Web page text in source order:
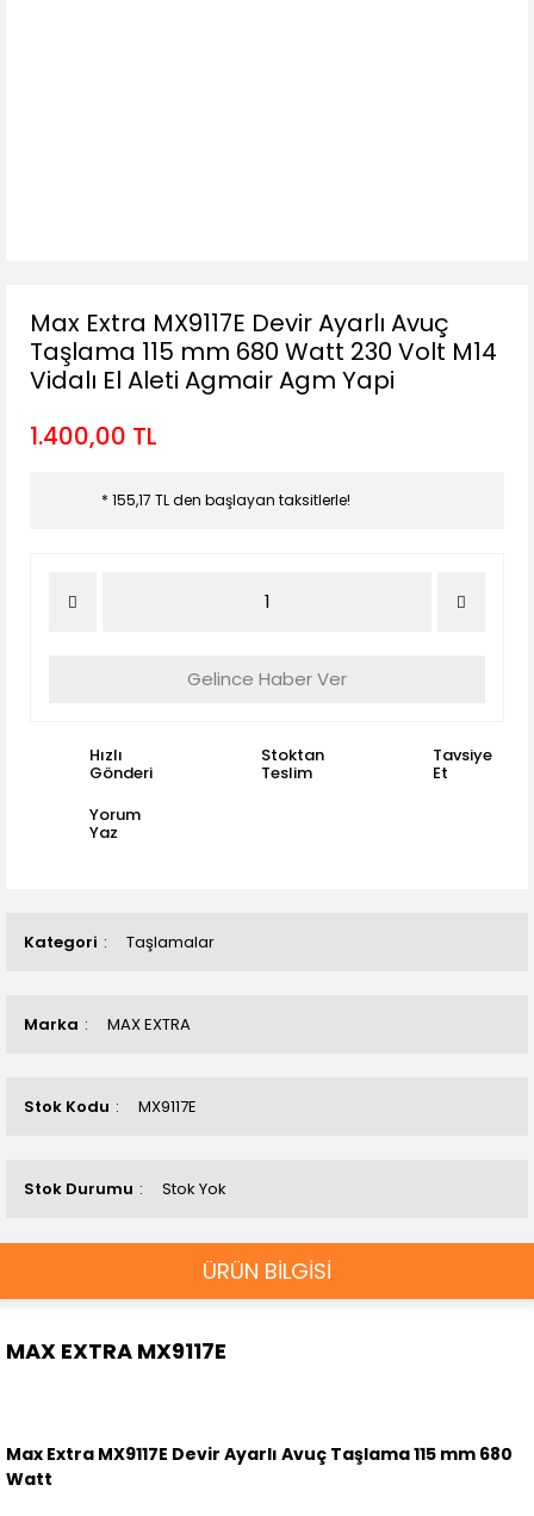
Kategori Taşlamalar
Marka MAX EXTRA
Stok Kodu MX9117E
Stok Durumu Stok Yok
Max Extra MX9117E Devir Ayarlı Avuç
Taşlama 115 mm 680 Watt 230 Volt M14
Vidalı El Aleti Agmair Agm Yapi
1.400,00 TL
* 155,17 TL den başlayan taksitlerle!
Gelince Haber Ver
Hızlı
Gönderi
Stoktan
Teslim
Tavsiye
Et
Yorum
Yaz
ÜRÜN BİLGİSİ
MAX EXTRA MX9117E
Max Extra MX9117E Devir Ayarlı Avuç Taşlama 115 mm 680
Watt